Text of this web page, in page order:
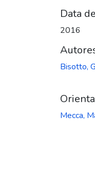
Data
2016
Bisotto,
Mecca,